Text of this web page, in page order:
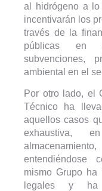
al hidrógeno a
incentivarán los
través de la
públicas en
subvenciones,
ambiental en el
Por otro lado, el
Técnico ha
aquellos casos
exhaustiva,
entendiéndose
mismo Grupo ha
legales y